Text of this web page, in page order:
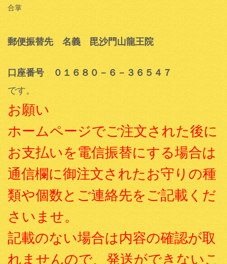
合掌
郵便振替先 名義 毘沙門山龍王院
口座番号 ０１６８０－６－３６５４７
です。
お願い
ホームページでご注文された後に
お支払いを電信振替にする場合は
通信欄に御注文されたお守りの種
類や個数とご連絡先をご記載くだ
さいませ。
記載のない場合は内容の確認が取
れませんので、発送ができないこ